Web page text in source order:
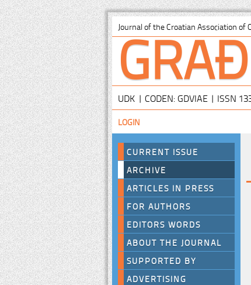
Journal of the Croatian Association of
UDK | CODEN: GDVIAE | ISSN
LOGIN
CURRENT ISSUE
ARCHIVE
ARTICLES IN PRESS
FOR AUTHORS
EDITORS WORDS
ABOUT THE JOURNAL
SUPPORTED BY
ADVERTISING